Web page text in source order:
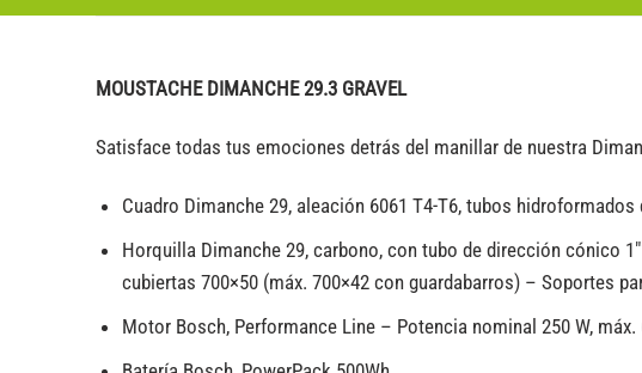
MOUSTACHE DIMANCHE 29.3 GRAVEL
Satisface todas tus emociones detrás del manillar de nuestra
Cuadro Dimanche 29, aleación 6061 T4-T6, tubos
Horquilla Dimanche 29, carbono, con tubo de dirección cónico
cubiertas 700×50 (máx. 700×42 con guardabarros) – Soportes
Motor Bosch, Performance Line – Potencia nominal 250 W,